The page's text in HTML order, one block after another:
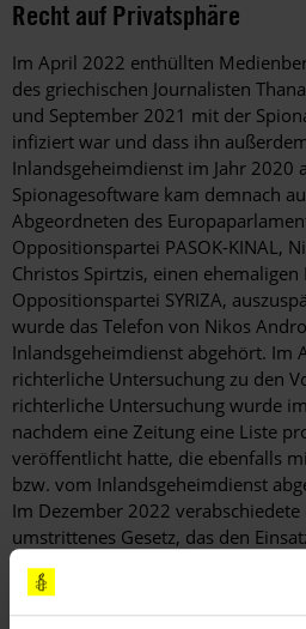
Recht auf Privatsphäre
Im April 2022 enthüllten
des griechischen Journalisten
und September 2021 mit der
infiziert war und dass ihn
Inlandsgeheimdienst im Jahr 2020
Spionagesoftware kam demnach
Abgeordneten des
Oppositionspartei PASOK-KINAL,
Christos Spirtzis, einen
Oppositionspartei SYRIZA,
wurde das Telefon von Nikos
Inlandsgeheimdienst abgehört. Im
richterliche Untersuchung zu den
richterliche Untersuchung wurde
nachdem eine Zeitung eine Liste
veröffentlicht hatte, die ebenfalls
bzw. vom Inlandsgeheimdienst
Im Dezember 2022
umstrittenes Gesetz, das den
durch die Behörden für rechtens
ausreichenden
vorsieht.